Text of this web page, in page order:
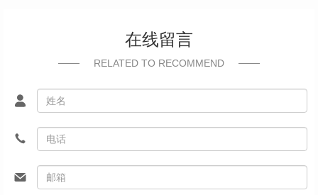
在线留言
RELATED TO RECOMMEND